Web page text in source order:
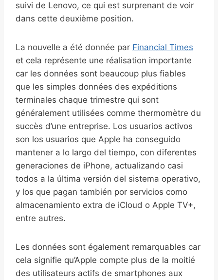
suivi de Lenovo, ce qui est surprenant de voir
dans cette deuxième position.
La nouvelle a été donnée par Financial Times
et cela représente une réalisation importante
car les données sont beaucoup plus fiables
que les simples données des expéditions
terminales chaque trimestre qui sont
généralement utilisées comme thermomètre du
succès d’une entreprise. Los usuarios activos
son los usuarios que Apple ha conseguido
mantener a lo largo del tiempo, con diferentes
generaciones de iPhone, actualizando casi
todos a la última versión del sistema operativo,
y los que pagan también por servicios como
almacenamiento extra de iCloud o Apple TV+,
entre autres.
Les données sont également remarquables car
cela signifie qu’Apple compte plus de la moitié
des utilisateurs actifs de smartphones aux